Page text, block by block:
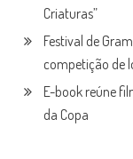
Criaturas”
Festival de
competição de
E-book reúne
da Copa